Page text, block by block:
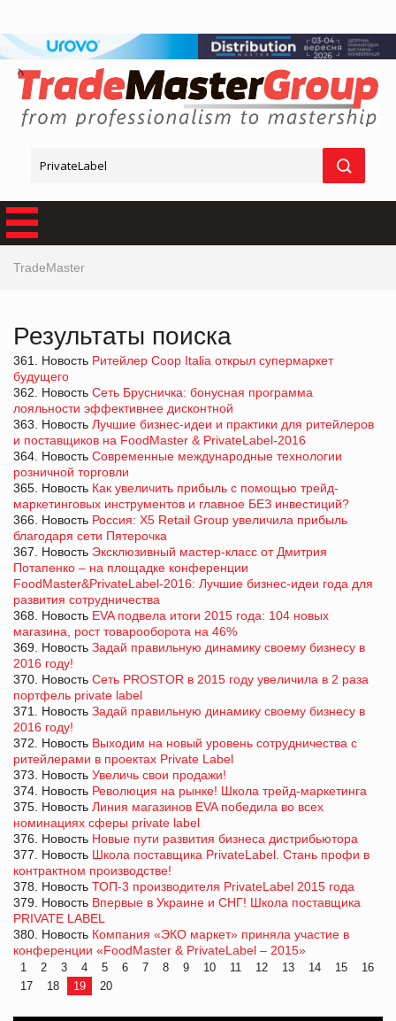
TradeMaster
Результаты поиска
361. Новость Ритейлер Coop Italia открыл супермаркет
будущего
362. Новость Сеть Брусничка: бонусная программа
лояльности эффективнее дисконтной
363. Новость Лучшие бизнес-идеи и практики для ритейлеров
и поставщиков на FoodMaster & PrivateLabel-2016
364. Новость Современные международные технологии
розничной торговли
365. Новость Как увеличить прибыль с помощью трейд-
маркетинговых инструментов и главное БЕЗ инвестиций?
366. Новость Россия: X5 Retail Group увеличила прибыль
благодаря сети Пятерочка
367. Новость Эксклюзивный мастер-класс от Дмитрия
Потапенко – на площадке конференции
FoodMaster&PrivateLabel-2016: Лучшие бизнес-идеи года для
развития сотрудничества
368. Новость EVA подвела итоги 2015 года: 104 новых
магазина, рост товарооборота на 46%
369. Новость Задай правильную динамику своему бизнесу в
2016 году!
370. Новость Сеть PROSTOR в 2015 году увеличила в 2 раза
портфель private label
371. Новость Задай правильную динамику своему бизнесу в
2016 году!
372. Новость Выходим на новый уровень сотрудничества с
ритейлерами в проектах Private Label
373. Новость Увеличь свои продажи!
374. Новость Революция на рынке! Школа трейд-маркетинга
375. Новость Линия магазинов EVA победила во всех
номинациях сферы private label
376. Новость Новые пути развития бизнеса дистрибьютора
377. Новость Школа поставщика PrivateLabel. Стань профи в
контрактном производстве!
378. Новость ТОП-3 производителя PrivateLabel 2015 года
379. Новость Впервые в Украине и СНГ! Школа поставщика
PRIVATE LABEL
380. Новость Компания «ЭКО маркет» приняла участие в
конференции «FoodMaster & PrivateLabel – 2015»
1 2 3 4 5 6 7 8 9 10 11 12 13 14 15
16
17
18 19 20